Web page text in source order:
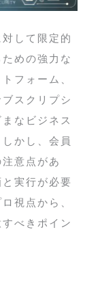
して限定的
めの強力な
フォーム、
スクリプシ
なビジネス
かし、会員
意点があ
実行が必要
視点から、
べきポイン